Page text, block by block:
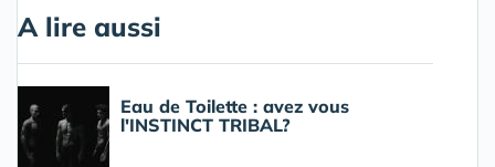
A lire aussi
Eau de Toilette : avez vous
l'INSTINCT TRIBAL?